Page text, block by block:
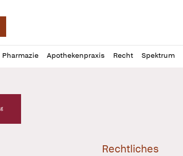
Pharmazie Apothekenpraxis Recht Spektrum
Verlag Logo
Rechtliches